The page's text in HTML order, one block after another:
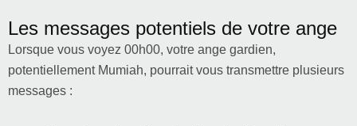
Les messages potentiels de votre ange
Lorsque vous voyez 00h00, votre ange gardien,
potentiellement Mumiah, pourrait vous transmettre plusieurs
messages :